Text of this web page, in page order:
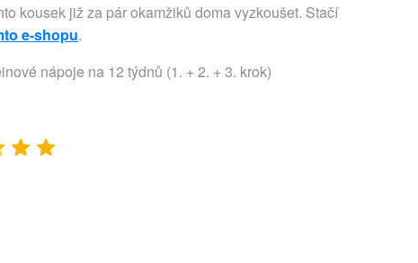
kousek již za pár okamžiků doma vyzkoušet. Stačí
e-shopu.
nápoje na 12 týdnů (1. + 2. + 3. krok)